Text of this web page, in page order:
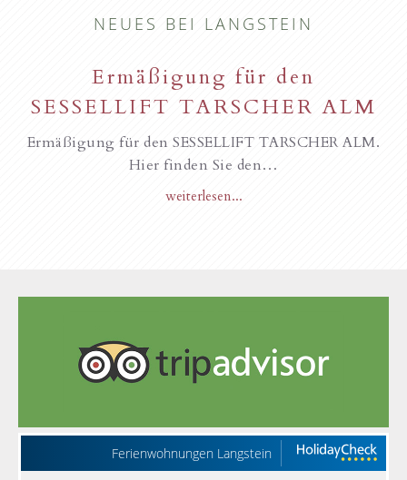
NEUES BEI LANGSTEIN
Ermäßigung für den
SESSELLIFT TARSCHER ALM
Ermäßigung für den SESSELLIFT TARSCHER ALM.
Hier finden Sie den…
weiterlesen...
Ferienwohnungen Langstein